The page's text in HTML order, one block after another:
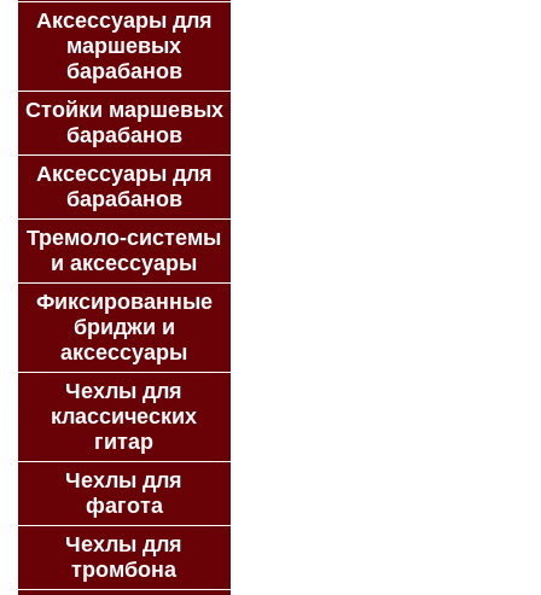
Аксессуары для
маршевых
барабанов
Стойки маршевых
барабанов
Аксессуары для
барабанов
Тремоло-системы
и аксессуары
Фиксированные
бриджи и
аксессуары
Чехлы для
классических
гитар
Чехлы для
фагота
Чехлы для
тромбона